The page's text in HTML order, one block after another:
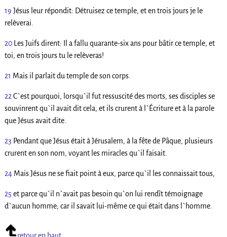
19 Jésus leur répondit: Détruisez ce temple, et en trois jours je le
relèverai.
20
Les Juifs dirent: Il a fallu quarante-six ans pour bâtir ce temple, et
toi, en trois jours tu le relèveras!
21 Mais il parlait du temple de son corps.
22 C`est pourquoi, lorsqu`il fut ressuscité des morts, ses disciples se
souvinrent qu`il avait dit cela, et ils crurent à l`Écriture et à la parole
que Jésus avait dite.
23 Pendant que Jésus était à Jérusalem, à la fête de Pâque, plusieurs
crurent en son nom, voyant les miracles qu`il faisait.
24 Mais Jésus ne se fiait point à eux, parce qu`il les connaissait tous,
25 et parce qu`il n`avait pas besoin qu`on lui rendît témoignage
d`aucun homme; car il savait lui-même ce qui était dans l`homme.